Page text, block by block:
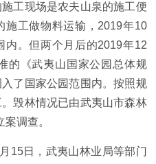
工现场是农夫山泉的施工便
施工做物料运输，2019年10
内。但两个月后的2019年12
的《武夷山国家公园总体规
了国家公园范围内。按照规
毁林情况已由武夷山市森林
调查。
15日，武夷山林业局等部门